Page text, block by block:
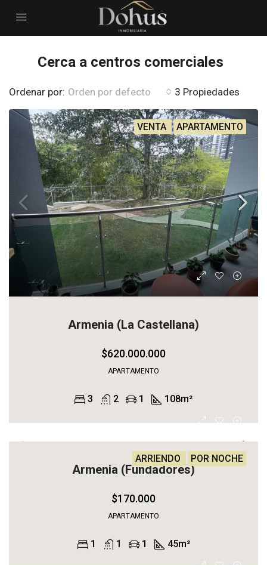
Cerca a centros comerciales
3 Propiedades
Ordenar por: Orden por defecto
VENTA APARTAMENTO
Armenia (La Castellana)
$620.000.000
APARTAMENTO
3 2 1 108m²
ARRIENDO POR NOCHE
Armenia (Fundadores)
$170.000
APARTAMENTO
1 1 1 45m²